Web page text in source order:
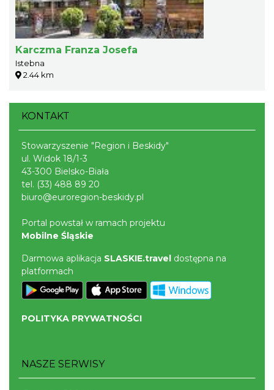
Karczma Franza Josefa
Istebna
2.44 km
KONTAKT
Stowarzyszenie "Region i Beskidy"
ul. Widok 18/1-3
43-300 Bielsko-Biała
tel. (33) 488 89 20
biuro@euroregion-beskidy.pl
Portal powstał w ramach projektu
Mobilne Śląskie
Darmowa aplikacja SLASKIE.travel dostępna na
platformach
POLITYKA PRYWATNOŚCI
NASZE SERWISY